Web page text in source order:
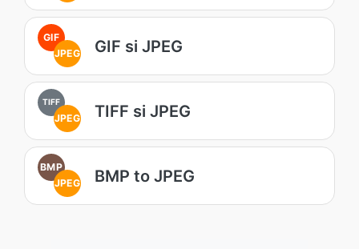
GIF
JPEG
GIF si JPEG
TIFF
JPEG TIFF si JPEG
BMP
JPEG
BMP to JPEG